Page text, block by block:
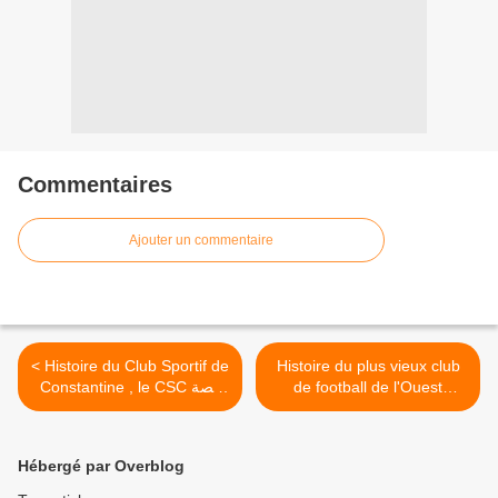
Commentaires
Ajouter un commentaire
< Histoire du Club Sportif de
Constantine , le CSC قصة
نشوء شباب قسنطينة
Histoire du plus vieux club
de football de l'Ouest
Algérien , l'USMO Oran
Hébergé par Overblog